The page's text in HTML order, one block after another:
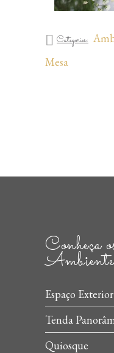
Categories:
Mesa
Conheça
Espaço Exterior
Tenda
Quiosque